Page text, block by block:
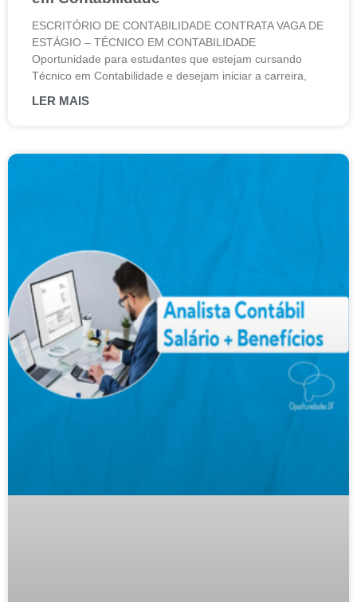
ESCRITÓRIO DE CONTABILIDADE CONTRATA VAGA DE
ESTÁGIO – TÉCNICO EM CONTABILIDADE
Oportunidade para estudantes que estejam cursando
Técnico em Contabilidade e desejam iniciar a carreira,
LER MAIS